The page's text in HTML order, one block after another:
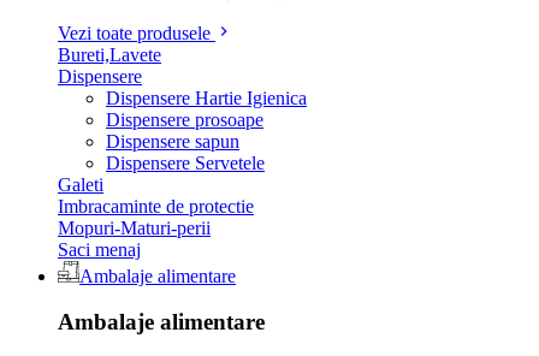
Vezi toate produsele
Bureti,Lavete
Dispensere
Dispensere Hartie Igienica
Dispensere prosoape
Dispensere sapun
Dispensere Servetele
Galeti
Imbracaminte de protectie
Mopuri-Maturi-perii
Saci menaj
Ambalaje alimentare
Ambalaje alimentare